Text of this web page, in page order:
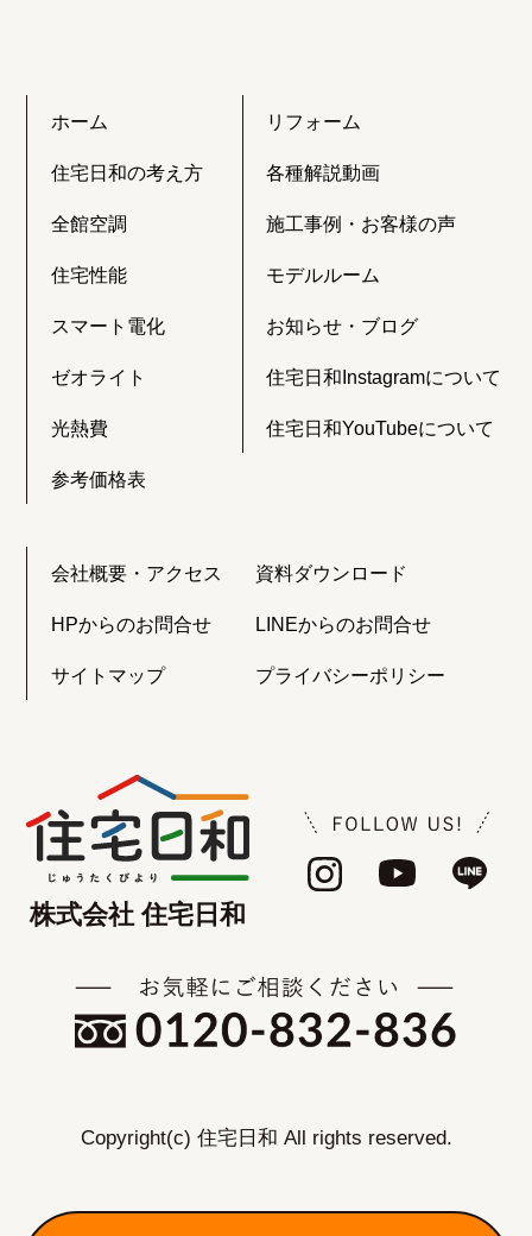
ホーム
住宅日和の考え方
全館空調
住宅性能
スマート電化
ゼオライト
光熱費
参考価格表
リフォーム
各種解説動画
施工事例・お客様の声
モデルルーム
お知らせ・ブログ
住宅日和Instagramについて
住宅日和YouTubeについて
会社概要・アクセス 資料ダウンロード
HPからのお問合せ LINEからのお問合せ
サイトマップ プライバシーポリシー
株式会社 住宅日和
Copyright(c) 住宅日和 All rights reserved.